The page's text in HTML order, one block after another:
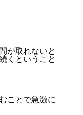
が取れないと
くということ
ことで急激に